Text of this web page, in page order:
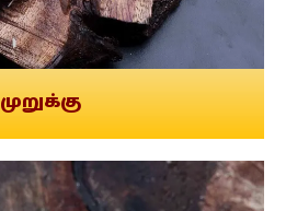
முறுக்கு